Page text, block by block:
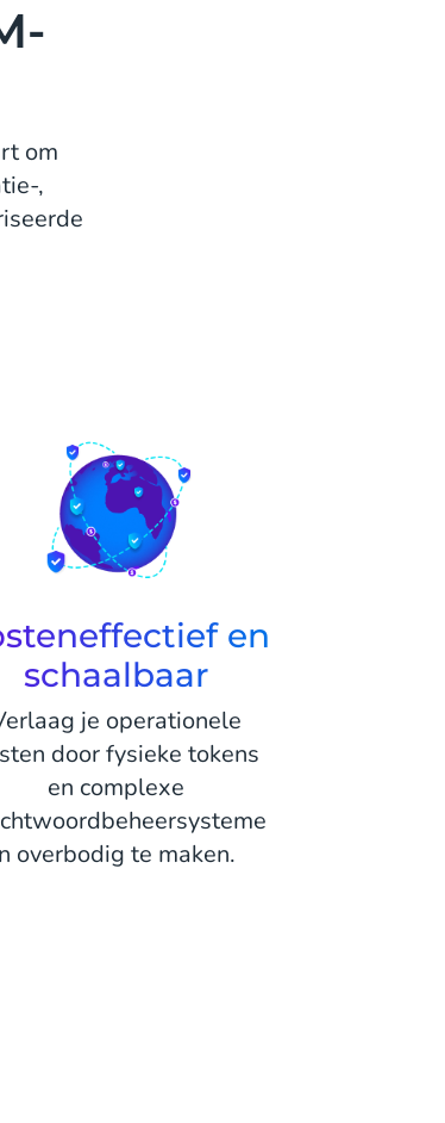
om
,
en
schaalbaar
je operationele
door fysieke tokens
en complexe
n overbodig te maken.